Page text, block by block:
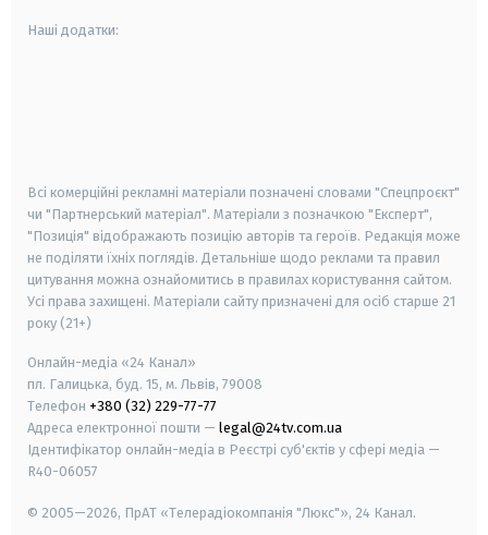
Наші додатки:
Всі комерційні рекламні матеріали позначені словами "Спецпроєкт"
чи "Партнерський матеріал". Матеріали з позначкою "Експерт",
"Позиція" відображають позицію авторів та героїв. Редакція може
не поділяти їхніх поглядів. Детальніше щодо реклами та правил
цитування можна ознайомитись в правилах користування сайтом.
Усі права захищені. Матеріали сайту призначені для осіб старше 21
року (21+)
Онлайн-медіа «24 Канал»
пл. Галицька, буд. 15, м. Львів, 79008
Телефон +380 (32) 229-77-77
Адреса електронної пошти — legal@24tv.com.ua
Ідентифікатор онлайн-медіа в Реєстрі суб'єктів у сфері медіа —
R40-06057
© 2005—2026, ПрАТ «Телерадіокомпанія "Люкс"», 24 Канал.